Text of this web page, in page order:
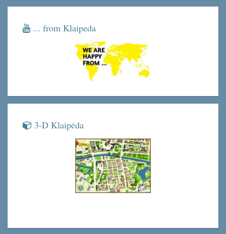
... from Klaipeda
3-D Klaipėda